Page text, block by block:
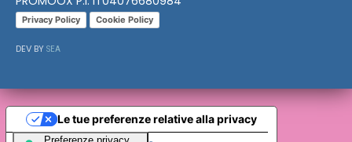
Privacy Policy Cookie Policy
DEV BY SEA
Le tue preferenze relative alla privacy